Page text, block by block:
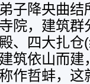
子降央曲
院，建筑
、四大扎
筑依山而
作哲蚌，